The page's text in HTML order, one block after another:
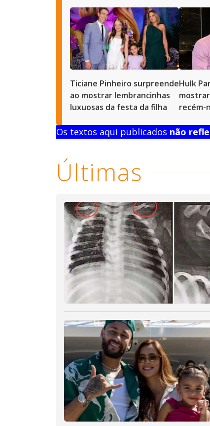
Ticiane Pinheiro surpreende
ao mostrar lembrancinhas
luxuosas da festa da filha
Hulk
recém-
Os textos aqui publicados não
Últimas